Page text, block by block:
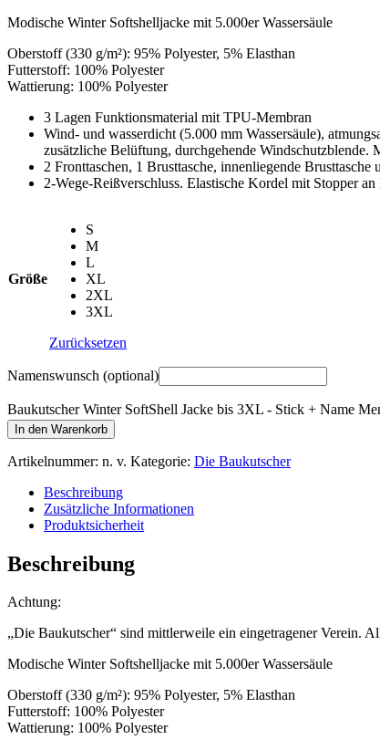
Modische Winter Softshelljacke mit 5.000er Wassersäule
Oberstoff (330 g/m²): 95% Polyester, 5% Elasthan
Futterstoff: 100% Polyester
Wattierung: 100% Polyester
3 Lagen Funktionsmaterial mit TPU-Membran
Wind- und wasserdicht (5.000 mm Wassersäule),
zusätzliche Belüftung, durchgehende Windschutzblende.
2 Fronttaschen, 1 Brusttasche, innenliegende Brusttasche
2-Wege-Reißverschluss. Elastische Kordel mit Stopper
Größe
S
M
L
XL
2XL
3XL
Zurücksetzen
Namenswunsch (optional)
Baukutscher Winter SoftShell Jacke bis 3XL - Stick + Name
In den Warenkorb
Artikelnummer: n. v. Kategorie: Die Baukutscher
Beschreibung
Zusätzliche Informationen
Produktsicherheit
Beschreibung
Achtung:
„Die Baukutscher“ sind mittlerweile ein eingetragener Verein.
Modische Winter Softshelljacke mit 5.000er Wassersäule
Oberstoff (330 g/m²): 95% Polyester, 5% Elasthan
Futterstoff: 100% Polyester
Wattierung: 100% Polyester